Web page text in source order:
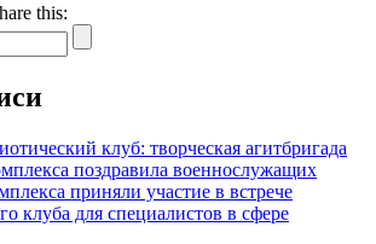
this:
клуб: творческая агитбригада
поздравила военнослужащих
приняли участие в встрече
клуба для специалистов в сфере